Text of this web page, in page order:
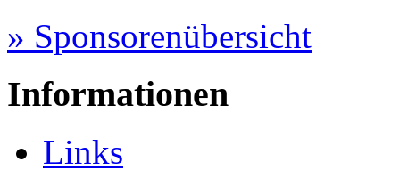
» Sponsorenübersicht
Informationen
Links